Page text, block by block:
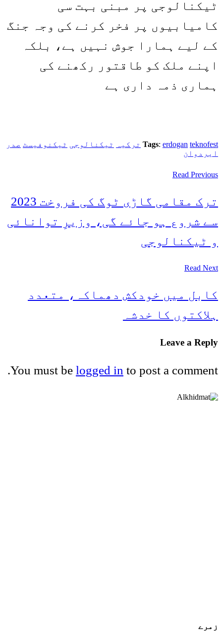
ٹیکنالوجی پر مبنی بہت سی
کامیابیوں پر فخر کرنے کی وجہ جنگ
کے لیے ہمارا جوش نہیں ہے، بلکہ
اپنے ملک کو طاقتور رکھنے کی
ہماری ذمہ داری ہے
Tags: erdogan teknofest ترکیہ ٹیکنالوجی ٹیکنوفیسٹ صدر
ایردوان
Read Previous
ترک مقامی گاڑی ٹوگ کی فروخت 2023
سے شروع ہو جائے گی، وزیرِ توانائی
و ٹیکنالوجی
Read Next
کابل میں خودکش دھماکہ، متعدد
ہلاکتوں کا خدشہ
Leave a Reply
You must be logged in to post a comment.
زمرے